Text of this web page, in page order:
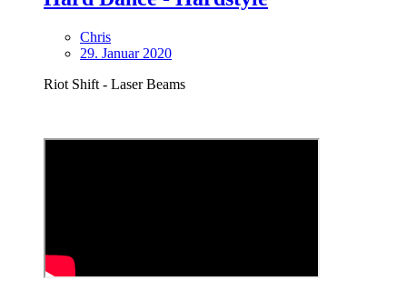
Chris
29. Januar 2020
Riot Shift - Laser Beams